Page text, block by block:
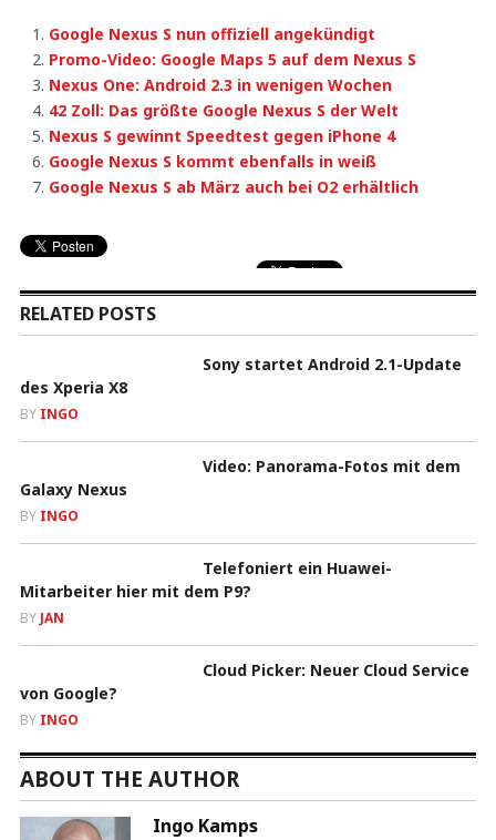
Google Nexus S nun offiziell angekündigt
Promo-Video: Google Maps 5 auf dem Nexus S
Nexus One: Android 2.3 in wenigen Wochen
42 Zoll: Das größte Google Nexus S der Welt
Nexus S gewinnt Speedtest gegen iPhone 4
Google Nexus S kommt ebenfalls in weiß
Google Nexus S ab März auch bei O2 erhältlich
RELATED POSTS
Sony startet Android 2.1-Update
des Xperia X8
BY INGO
Video: Panorama-Fotos mit dem
Galaxy Nexus
BY INGO
Telefoniert ein Huawei-
Mitarbeiter hier mit dem P9?
BY JAN
Cloud Picker: Neuer Cloud Service
von Google?
BY INGO
ABOUT THE AUTHOR
Ingo Kamps